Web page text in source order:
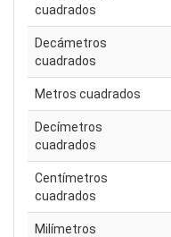
cuadrados
Decámetros
cuadrados
Metros cuadrados
Decímetros
cuadrados
Centímetros
cuadrados
Milímetros